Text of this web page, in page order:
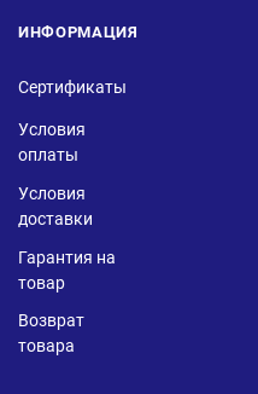
ИНФОРМАЦИЯ
Сертификаты
Условия
оплаты
Условия
доставки
Гарантия на
товар
Возврат
товара